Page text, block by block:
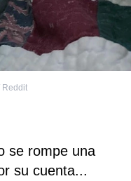
Reddit
se rompe una
su cuenta...